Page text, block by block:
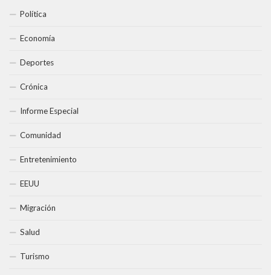
Política
Economía
Deportes
Crónica
Informe Especial
Comunidad
Entretenimiento
EEUU
Migración
Salud
Turismo